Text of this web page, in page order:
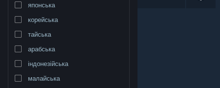
Переглянути повну версію
японська
корейська
тайська
арабська
індонезійська
малайська